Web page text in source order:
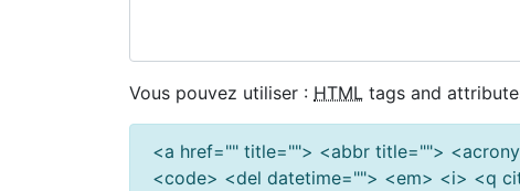
Vous pouvez utiliser : HTML tags and
<a href="" title=""> <abbr title="">
<code> <del datetime=""> <em> <i> <q